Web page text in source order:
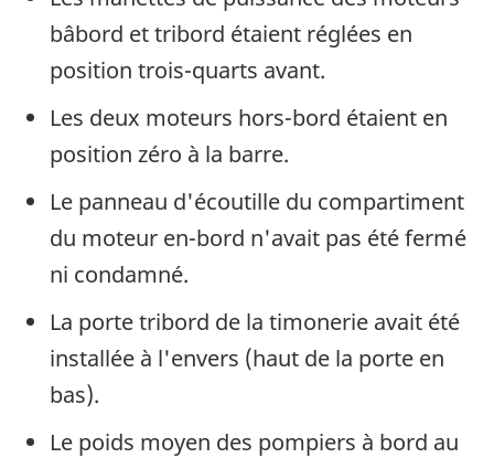
bâbord et tribord étaient réglées en
position trois-quarts avant.
Les deux moteurs hors-bord étaient en
position zéro à la barre.
Le panneau d'écoutille du compartiment
du moteur en-bord n'avait pas été fermé
ni condamné.
La porte tribord de la timonerie avait été
installée à l'envers (haut de la porte en
bas).
Le poids moyen des pompiers à bord au